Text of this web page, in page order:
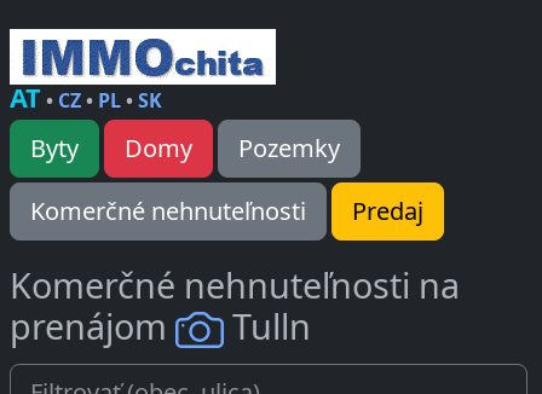
AT• CZ• PL•SK
Byty Domy
Pozemky
Komerčné nehnuteľnosti
Predaj
Komerčné nehnuteľnosti na
prenájom
Tulln